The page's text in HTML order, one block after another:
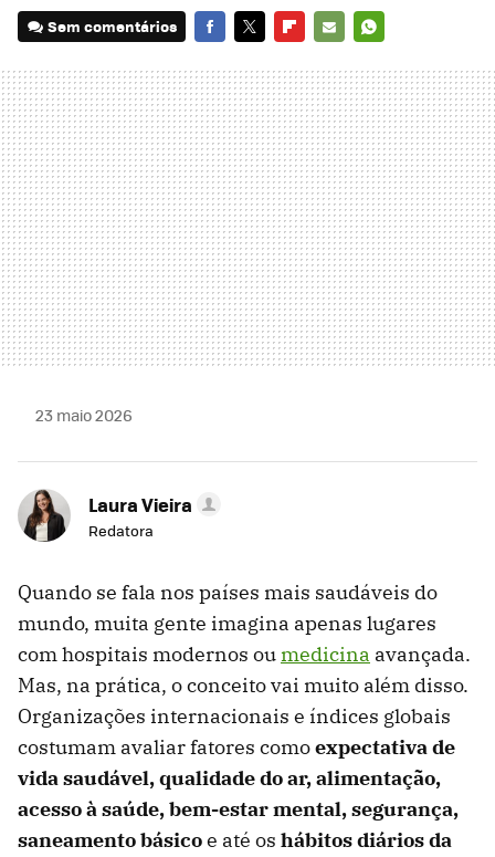
Sem comentários
MAIL
23 maio 2026
Laura Vieira
Redatora
Quando se fala nos países mais saudáveis do
mundo, muita gente imagina apenas lugares
com hospitais modernos oumedicina avançada.
Mas, na prática, o conceito vai muito além disso.
Organizações internacionais e índices globais
costumam avaliar fatores comoexpectativa de
vida saudável, qualidade do ar, alimentação,
acesso à saúde, bem-estar mental, segurança,
saneamento básicoe até os hábitos diários da